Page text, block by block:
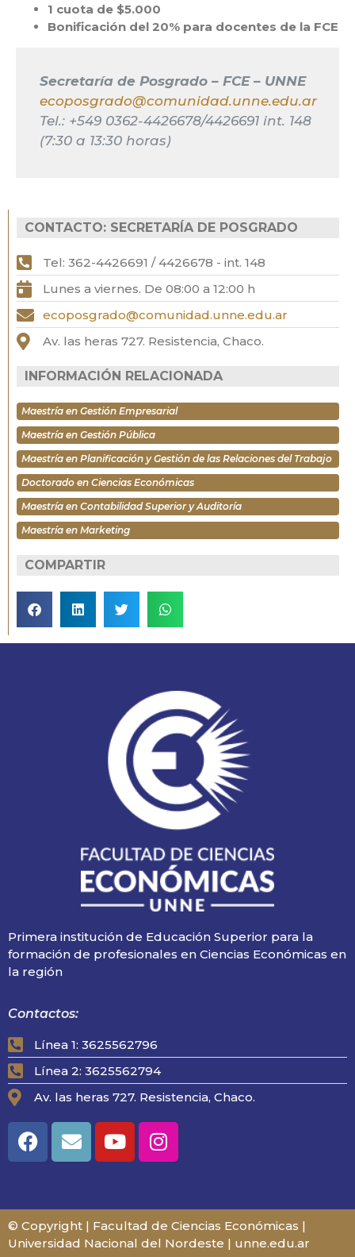
1 cuota de $5.000
Bonificación del 20% para docentes de la FCE
Secretaría de Posgrado – FCE – UNNE
ecoposgrado@comunidad.unne.edu.ar
Tel.: +549 0362-4426678/4426691 int. 148
(7:30 a 13:30 horas)
CONTACTO: SECRETARÍA DE POSGRADO
Tel: 362-4426691 / 4426678 - int. 148
Lunes a viernes. De 08:00 a 12:00 h
ecoposgrado@comunidad.unne.edu.ar
Av. las heras 727. Resistencia, Chaco.
INFORMACIÓN RELACIONADA
Maestría en Gestión Empresarial
Maestría en Gestión Pública
Maestría en Planificación y Gestión de las Relaciones del Trabajo
Doctorado en Ciencias Económicas
Maestría en Contabilidad Superior y Auditoría
Maestría en Marketing
COMPARTIR
Primera institución de Educación Superior para la
formación de profesionales en Ciencias Económicas en
la región
Contactos:
Línea 1: 3625562796
Línea 2: 3625562794
Av. las heras 727. Resistencia, Chaco.
© Copyright | Facultad de Ciencias Económicas |
Universidad Nacional del Nordeste | unne.edu.ar